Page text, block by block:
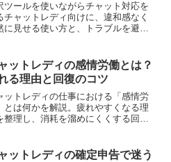
ツールを使いながらチャット対応を
チャットレディ向けに、違和感なく
に見せる使い方と、トラブルを避け
をまとめました。
ットレディの感情労働とは？
る理由と回復のコツ
ットレディの仕事における「感情労
とは何かを解説。疲れやすくなる理
整理し、消耗を溜めにくくする回復
ットレディの確定申告で迷う